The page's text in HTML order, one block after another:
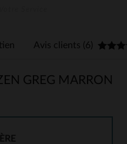
Avis clients (6)
GREG MARRON